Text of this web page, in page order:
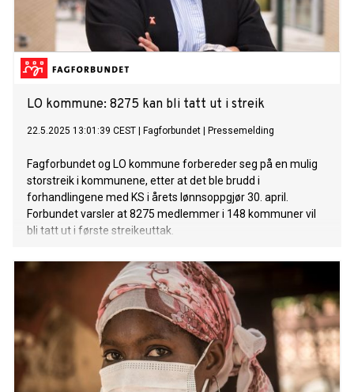
LO kommune: 8275 kan bli tatt ut i streik
22.5.2025 13:01:39 CEST Fagforbundet Pressemelding
Fagforbundet og LO kommune forbereder seg på en mulig
storstreik i kommunene, etter at det ble brudd i
forhandlingene med KS i årets lønnsoppgjør 30. april.
Forbundet varsler at 8275 medlemmer i 148 kommuner vil
bli tatt ut i første streikeuttak.